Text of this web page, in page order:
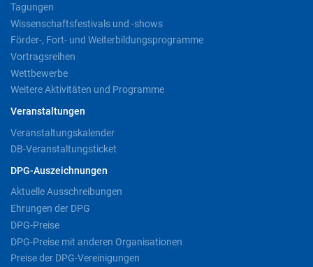
Tagungen
Wissenschaftsfestivals und -shows
Förder-, Fort- und Weiterbildungsprogramme
Vortragsreihen
Wettbewerbe
Weitere Aktivitäten und Programme
Veranstaltungen
Veranstaltungskalender
DB-Veranstaltungsticket
DPG-Auszeichnungen
Aktuelle Ausschreibungen
Ehrungen der DPG
DPG-Preise
DPG-Preise mit anderen Organisationen
Preise der DPG-Vereinigungen